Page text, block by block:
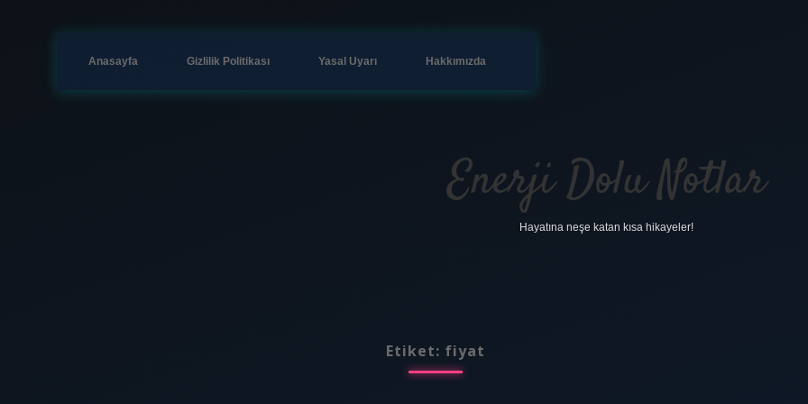
Anasayfa Gizlilik Politikası Yasal Uyarı Hakkımızda
Enerji Dolu Notlar
Hayatına neşe katan kısa hikayeler!
Etiket: fiyat